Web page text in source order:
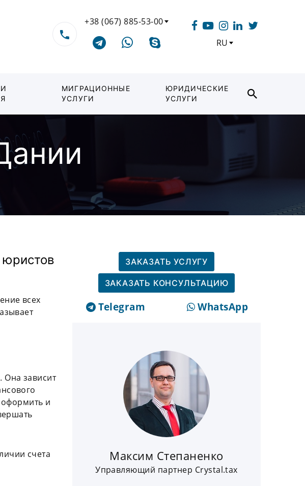
+38 (067) 885-53-00
RU
МИГРАЦИОННЫЕ
УСЛУГИ
ЮРИДИЧЕСКИЕ
УСЛУГИ
юристов
всех
Она зависит
оформить и
счета
ЗАКАЗАТЬ УСЛУГУ
ЗАКАЗАТЬ КОНСУЛЬТАЦИЮ
Telegram WhatsApp
Максим Степаненко
Управляющий партнер Crystal.tax